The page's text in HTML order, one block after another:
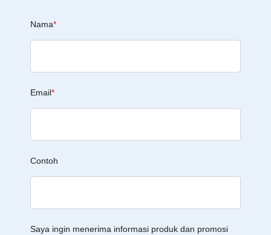
Nama*
Email*
Contoh
Saya ingin menerima informasi produk dan promosi